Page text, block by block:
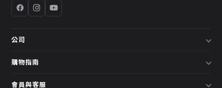
公司
關於我們
購物指南
配送說明
會員與客服